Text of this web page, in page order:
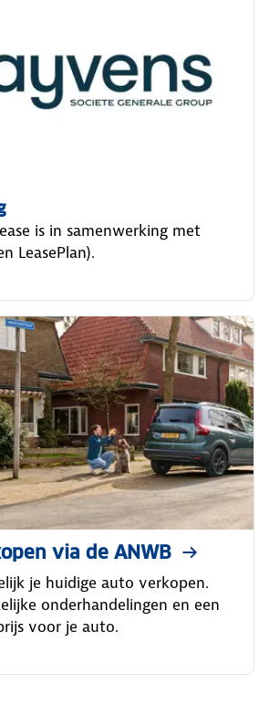
is in samenwerking met
LeasePlan).
via de ANWB
je huidige auto verkopen.
onderhandelingen en een
voor je auto.